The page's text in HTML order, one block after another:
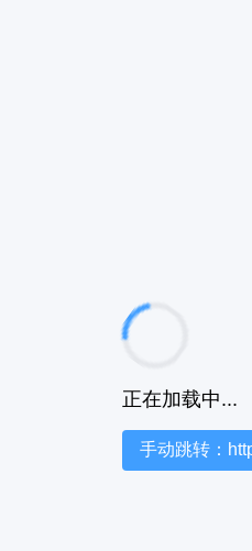
正在加载中...
手动跳转：